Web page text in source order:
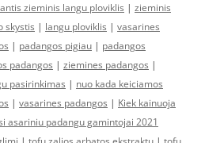
zieminis langu ploviklis | zieminis
skystis | langu ploviklis | vasarines
| padangos pigiau | padangos
padangos | ziemines padangos |
pasirinkimas | nuo kada keiciamos
| vasarines padangos | Kiek kainuoja
asariniu padangu gamintojai 2021